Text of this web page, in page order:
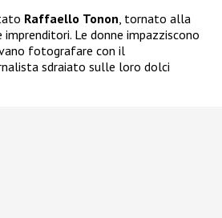
Raffaello Tonon , tornato alla
imprenditori. Le donne impazziscono
fotografare con il
sdraiato sulle loro dolci